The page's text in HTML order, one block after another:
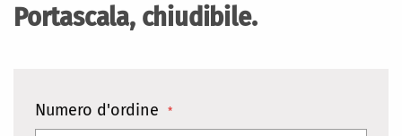
Portascala, chiudibile.
Numero d'ordine
galleria